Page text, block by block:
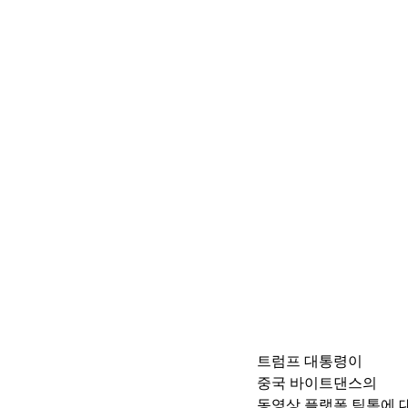
트럼프 대통령이
중국 바이트댄스의